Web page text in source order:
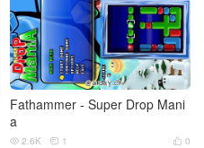
Fathammer - Super Drop Mani
a
 0
 2.6K  1